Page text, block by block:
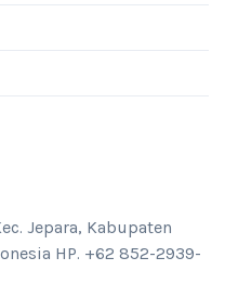
Jepara, Kabupaten
HP. +62 852-2939-